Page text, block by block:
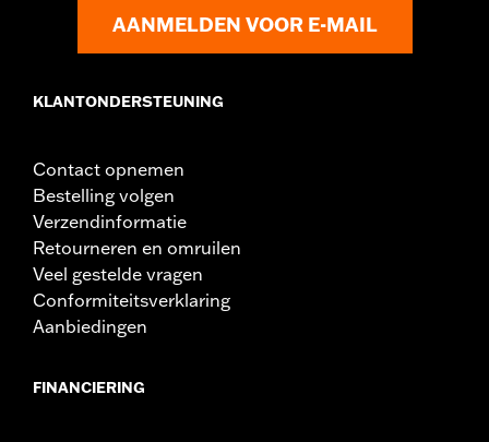
AANMELDEN VOOR E-MAIL
KLANTONDERSTEUNING
Contact opnemen
Bestelling volgen
Verzendinformatie
Retourneren en omruilen
Veel gestelde vragen
Conformiteitsverklaring
Aanbiedingen
FINANCIERING